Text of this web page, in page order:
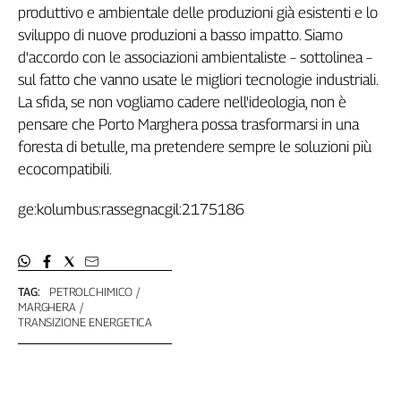
TAG:
PETROLCHIMICO
MARGHERA
TRANSIZIONE ENERGETICA
produttivo e ambientale delle produzioni già esistenti e lo
sviluppo di nuove produzioni a basso impatto. Siamo
d'accordo con le associazioni ambientaliste – sottolinea –
sul fatto che vanno usate le migliori tecnologie industriali.
La sfida, se non vogliamo cadere nell'ideologia, non è
pensare che Porto Marghera possa trasformarsi in una
foresta di betulle, ma pretendere sempre le soluzioni più
ecocompatibili.
ge:kolumbus:rassegnacgil:2175186